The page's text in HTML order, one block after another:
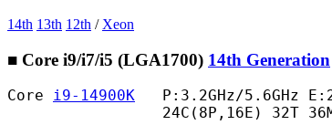
14th 13th 12th / Xeon
■ Core i9/i7/i5 (LGA1700) 14th Generation
Core i9-14900K
P:3.2GHz/5.6GHz
24C(8P,16E) 32T